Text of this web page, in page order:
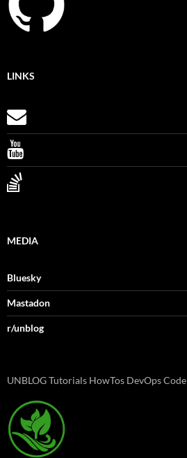
LINKS
MEDIA
Bluesky
Mastadon
r/unblog
UNBLOG Tutorials HowTos DevOps Code